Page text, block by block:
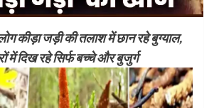
कीड़ा जड़ी की तलाश में छान रहे बुग्याल,
में दिख रहे सिर्फ बच्चे और बुजुर्ग